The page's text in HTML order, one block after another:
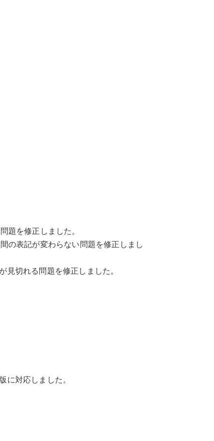
題を修正しました。
の表記が変わらない問題を修正しまし
切れる問題を修正しました。
に対応しました。